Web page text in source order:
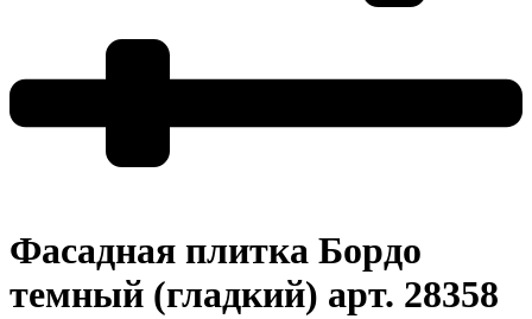
Фасадная плитка Бордо
темный (гладкий) арт. 28358